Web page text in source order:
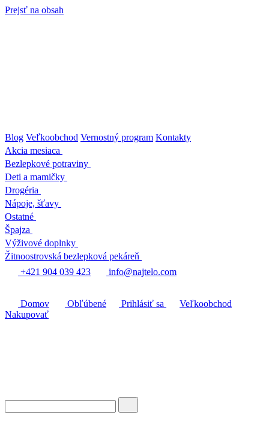
Prejsť na obsah
Blog Veľkoobchod Vernostný program Kontakty
Akcia mesiaca
Bezlepkové potraviny
Deti a mamičky
Drogéria
Nápoje, šťavy
Ostatné
Špajza
Výživové doplnky
Žitnoostrovská bezlepková pekáreň
+421 904 039 423
info@najtelo.com
Domov Obľúbené Prihlásiť sa
Veľkoobchod
Nakupovať